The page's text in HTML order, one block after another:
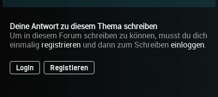
Deine Antwort zu diesem Thema schreiben
Um in diesem Forum schreiben zu können, musst du dich
einmalig registrieren und dann zum Schreiben einloggen.
Login Registieren